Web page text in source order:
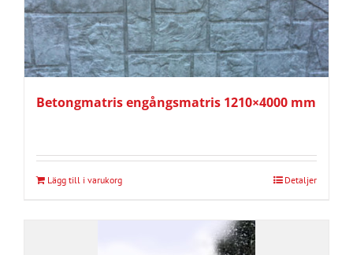
Betongmatris engångsmatris 1210×4000 mm
Lägg till i varukorg Detaljer